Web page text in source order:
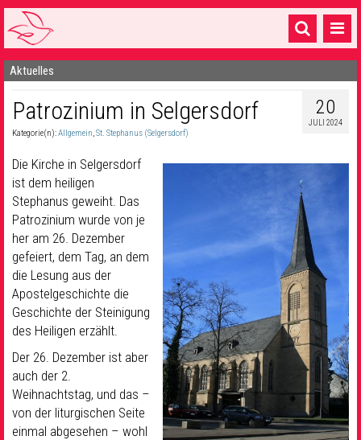
Startseite
1 Pfarrei
16 Gemeinden & mehr
Gottesdienste & Sinnsuche
Sakramente & Feste
Gemeinschaft & Soziales
Musik& Kultur
Seelsorge & Kontakt
Aktuelles
20
JULI 2024
Patrozinium in Selgersdorf
Kategorie(n):Allgemein,St. Stephanus (Selgersdorf)
Die Kirche in Selgersdorf
ist dem heiligen
Stephanus geweiht. Das
Patrozinium wurde von je
her am 26. Dezember
gefeiert, dem Tag, an dem
die Lesung aus der
Apostelgeschichte die
Geschichte der Steinigung
des Heiligen erzählt.
Der 26. Dezember ist aber
auch der 2.
Weihnachtstag, und das –
von der liturgischen Seite
einmal abgesehen – wohl